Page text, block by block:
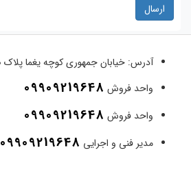
ارسال
آدرس: خیابان جمهوری کوچه یغما پلاک ۲۲۰ واحد ۸
واحد فروش 09909219648
واحد فروش 09909219648
مدیر فنی و اجرایی 09909219648